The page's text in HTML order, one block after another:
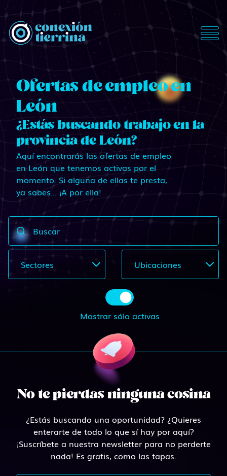
ConexionTierrina
Ofertas de empleo en
León
¿Estás buscando trabajo en la
provincia de León?
Aquí encontrarás las ofertas de empleo
en León que tenemos activas por el
momento. Si alguna de ellas te presta,
ya sabes... ¡A por ella!
Buscar
Sectores Ubicaciones
Mostrar sólo activas
No te pierdas ninguna cosina
¿Estás buscando una oportunidad? ¿Quieres
enterarte de todo lo que sí hay por aquí?
¡Suscríbete a nuestra newsletter para no perderte
nada! Es gratis, como las tapas.